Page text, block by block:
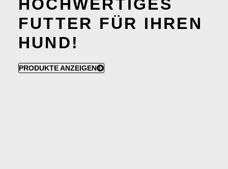
HOCHWERTIGES
FUTTER FÜR IHREN
HUND!
PRODUKTE ANZEIGEN